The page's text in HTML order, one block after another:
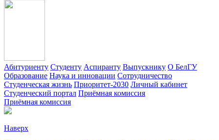
Абитуриенту Студенту Аспиранту Выпускнику О БелГУ
Образование Наука и инновации Сотрудничество
Студенческая жизнь Приоритет-2030 Личный кабинет
Студенческий портал Приёмная комиссия
Приёмная комиссия
Наверх